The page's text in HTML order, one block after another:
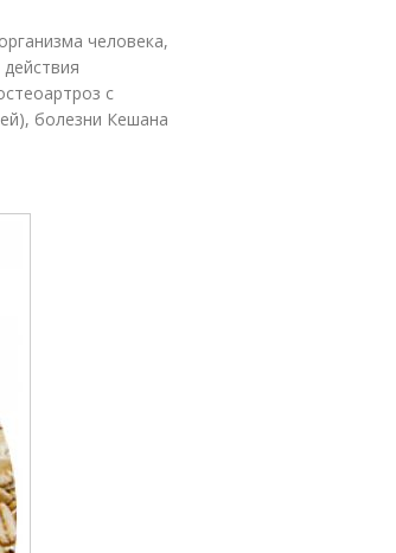
человека,
с
болезни Кешана